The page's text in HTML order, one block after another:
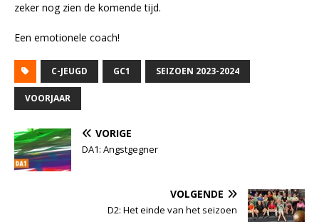
zeker nog zien de komende tijd.
Een emotionele coach!
C-JEUGD GC1 SEIZOEN 2023-2024
VOORJAAR
VORIGE
DA1: Angstgegner
VOLGENDE
D2: Het einde van het seizoen